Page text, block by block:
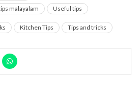
malayalam
Useful tips
Kitchen Tips Tips and tricks